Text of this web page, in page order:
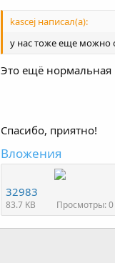
kascej написал(а):
у нас тоже еще можно
Это ещё нормальная
Спасибо, приятно!
Вложения
32983
83.7 KB Просмотры: 0